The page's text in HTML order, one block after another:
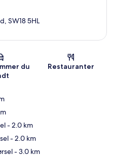
SW18 5HL
du
Restauranter
- 2.0 km
- 2.0 km
- 3.0 km